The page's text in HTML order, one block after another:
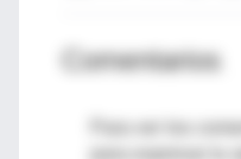
Comentarios
Para ver los